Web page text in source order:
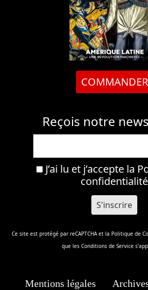
COMMANDER
Reçois notre
J’ai lu et j’accepte la
confidentialité
Ce site est protégé par reCAPTCHA et la Politique de
que les Conditions de Service
Mentions légales